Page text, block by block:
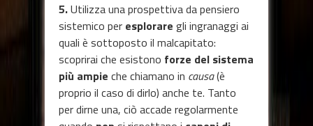
5.Utilizza una prospettiva da pensiero
sistemico per esplorare gli ingranaggi ai
quali è sottoposto il malcapitato:
scoprirai che esistono forze del sistema
più ampie che chiamano in causa(è
proprio il caso di dirlo) anche te. Tanto
per dirne una, ciò accade regolarmente